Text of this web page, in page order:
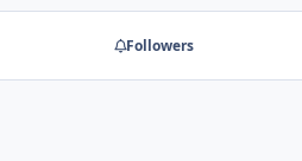
Followers